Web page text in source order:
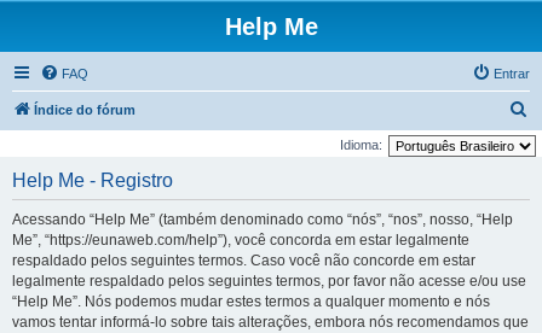
Help Me
FAQ Entrar
Índice do fórum
e
Idioma:
Help Me - Registro
Acessando “Help Me” (também denominado como “nós”, “nos”, nosso, “Help
Me”, “https://eunaweb.com/help”), você concorda em estar legalmente
respaldado pelos seguintes termos. Caso você não concorde em estar
legalmente respaldado pelos seguintes termos, por favor não acesse e/ou use
“Help Me”. Nós podemos mudar estes termos a qualquer momento e nós
vamos tentar informá-lo sobre tais alterações, embora nós recomendamos que